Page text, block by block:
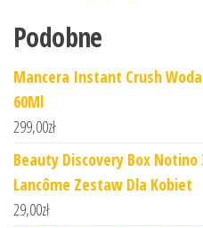
Podobne
Mancera Instant Crush
60Ml
299,00zł
Beauty Discovery Box
Lancôme Zestaw Dla Kobiet
29,00zł